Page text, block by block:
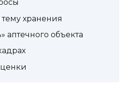
хранения
аптечного объекта